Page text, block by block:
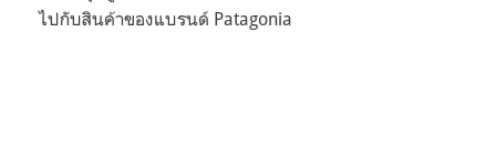
ไปกับสินค้าของแบรนด์ Patagonia